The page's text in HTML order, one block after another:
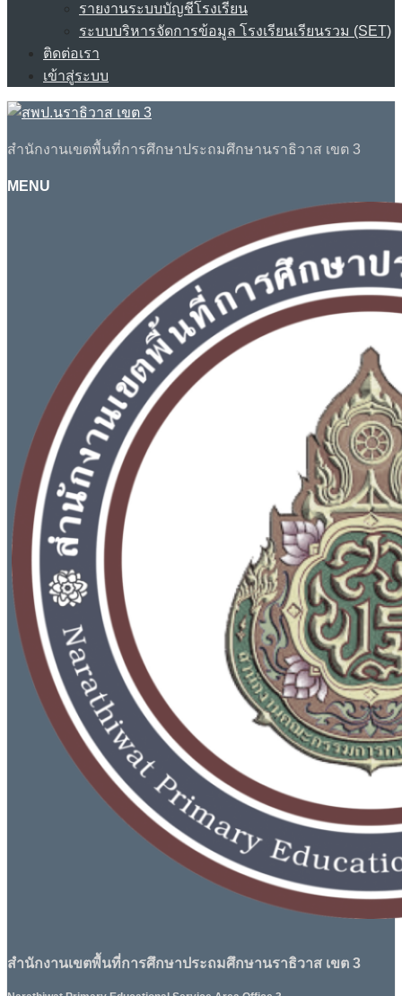
รายงานระบบบัญชีโรงเรียน
ระบบบริหารจัดการข้อมูล โรงเรียนเรียนรวม (SET)
ติดต่อเรา
เข้าสู่ระบบ
สำนักงานเขตพื้นที่การศึกษาประถมศึกษานราธิวาส เขต 3
MENU
สำนักงานเขตพื้นที่การศึกษาประถมศึกษานราธิวาส เขต 3